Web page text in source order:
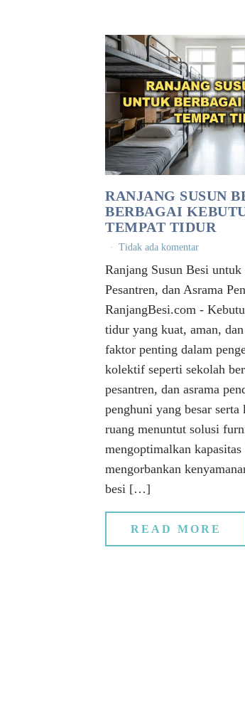
RANJANG SUSUN
BERBAGAI
TEMPAT TIDUR
Tidak ada komentar
Ranjang Susun Besi untuk
Pesantren, dan Asrama
RanjangBesi.com -
tidur yang kuat, aman,
faktor penting dalam
kolektif seperti sekolah
pesantren, dan asrama
penghuni yang besar serta
ruang menuntut solusi
mengoptimalkan kapasitas
mengorbankan
besi […]
READ MORE